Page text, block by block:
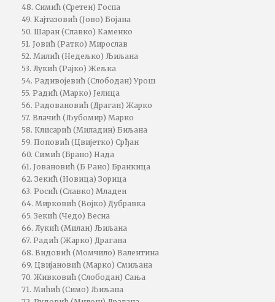
48. Симић (Сретен) Госпа
49. Кајтазовић (Јово) Бојана
50. Шаран (Славко) Каменко
51. Јовић (Ратко) Мирослав
52. Милић (Недељко) Љиљана
53. Лукић (Рајко) Жељка
54. Радивојевић (Слободан) Урош
55. Радић (Марко) Јелица
56. Радовановић (Драган) Жарко
57. Влачић (Љубомир) Марко
58. Клисарић (Миладин) Биљана
59. Поповић (Цвијетко) Срђан
60. Симић (Брано) Нада
61. Јовановић (Б Рано) Бранкица
62. Зекић (Новица) Зорица
63. Росић (Славко) Младен
64. Мирковић (Војко) Дубравка
65. Зекић (Чедо) Весна
66. Лукић (Милан) Љиљана
67. Радић (Жарко) Драгана
68. Видовић (Момчило) Валентина
69. Цвијановић (Марко) Смиљана
70. Живковић (Слободан) Сања
71. Мићић (Симо) Љиљана